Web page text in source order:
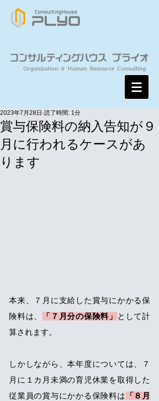
Organization & Human Resource Consulting
賞与保険料の納入告知が９
月に行われるケースがあ
ります
2023年7月28日 読了時間: 1分
本来、７月に支給した賞与にかかる保
険料は、
「７月分の保険料」
として計
算されます。
しかしながら、本年度については、７
月に１カ月未満の育児休業を取得した
従業員の賞与にかかる保険料は 「８月